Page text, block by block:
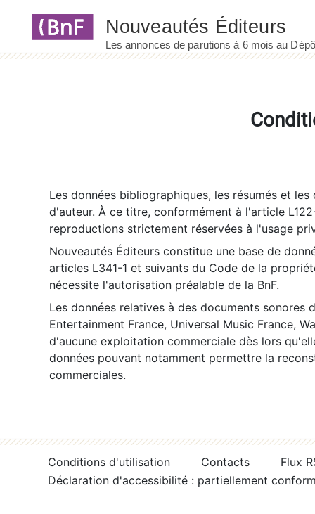
Les données bibliographiques, les résumés et
d'auteur. À ce titre, conformément à l'article
reproductions strictement réservées à l'usage
Nouveautés Éditeurs constitue une base de
articles L341-1 et suivants du Code de la
nécessite l'autorisation préalable de la BnF.
Les données relatives à des documents sonores
Entertainment France, Universal Music France,
d'aucune exploitation commerciale dès lors
données pouvant notamment permettre la
commerciales.
Conditions d'utilisation Contacts
Flux
Déclaration d'accessibilité : partiellement